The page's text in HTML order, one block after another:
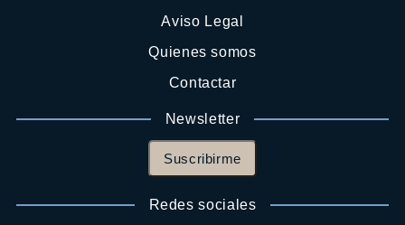
Aviso Legal
Quienes somos
Contactar
Newsletter
Suscribirme
Redes sociales